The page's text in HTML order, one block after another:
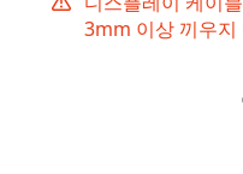
3mm 이상 끼우지